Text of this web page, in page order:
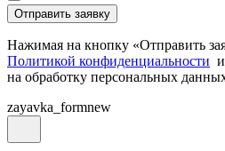
Нажимая на кнопку «Отправить
Политикой конфиденциальности
на обработку персональных
zayavka_formnew